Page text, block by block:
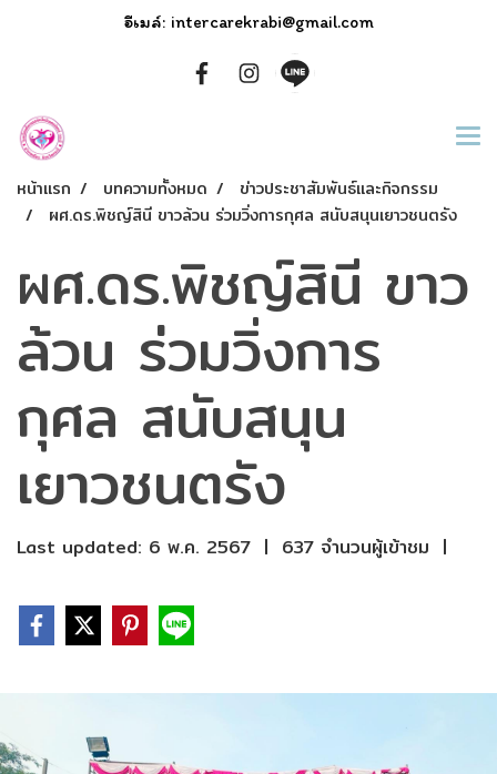
อีเมล์: intercarekrabi@gmail.com
หน้าแรก บทความทั้งหมด
ข่าวประชาสัมพันธ์และกิจกรรม
ผศ.ดร.พิชญ์สินี ขาวล้วน ร่วมวิ่งการกุศล สนับสนุนเยาวชนตรัง
ผศ.ดร.พิชญ์สินี ขาว
ล้วน ร่วมวิ่งการ
กุศล สนับสนุน
เยาวชนตรัง
Last updated: 6 พ.ค. 2567 | 637 จำนวนผู้เข้าชม |